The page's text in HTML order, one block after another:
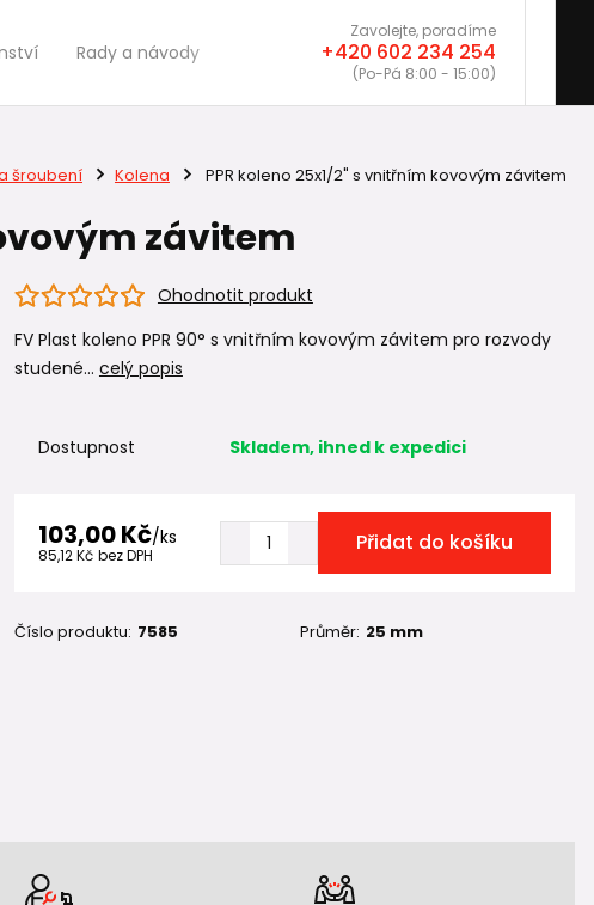
Rady a návody
Zavolejte, poradíme
+420 602 234 254
(Po-Pá 8:00 - 15:00)
šroubení Kolena PPR koleno 25x1/2" s vnitřním kovovým závitem
závitem
Ohodnotit produkt
FV Plast koleno PPR 90° s vnitřním kovovým závitem pro rozvody
studené... celý popis
Dostupnost Skladem, ihned k expedici
103,00 Kč/ks
85,12 Kč bez DPH Přidat do košíku
Číslo produktu: 7585 Průměr: 25 mm